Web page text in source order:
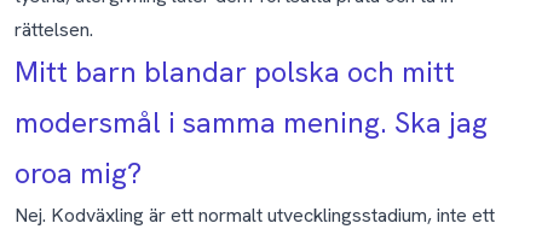
rättelsen.
Mitt barn blandar polska och mitt
modersmål i samma mening. Ska jag
oroa mig?
Nej. Kodväxling är ett normalt utvecklingsstadium, inte ett